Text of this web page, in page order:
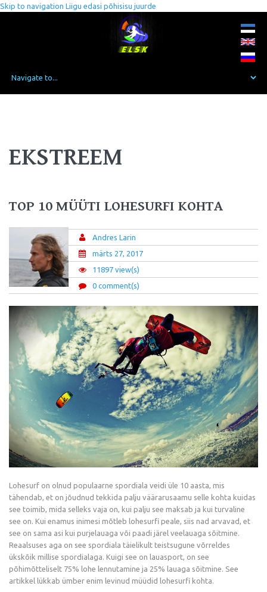
Skip to navigation Liigu edasi põhisisu juurde
EKSTREEM
TOP 10 MÜÜTI LOHESURFI KOHTA
Andres Larin
märts 27, 2017
11897 view(s)
0 comment(s)
Lohesurf on olnud populaarne spordiala veidi üle 10 aasta, mis
tähendab, et on jõudnud tekkida palju väärarusaamu selle kohta kuidas
see toimib, mida selleks vaja on, kui palju see maksab ja kui turvaline
see on. Kui enamus inimesi mõtleb lohesurfi peale, siis nad arvavad, et
see on sama asi kui purjelauaga või paadi järel veelauaga sõitmine.
Reaalsuses aga on see spordiala täielikult teistsugune võrreldes
ükskõik millise spordialaga. Kuigi see on lauasport, on see
põhimõtteliselt 75% lohe lennutamine ja 25% lauaga sõitmine. See
artikkel lükkab ümber enim levinud müüdid lohesurfi kohta.